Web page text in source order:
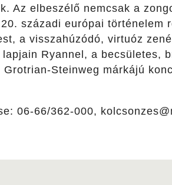
Az elbeszélő nemcsak a
századi európai történelem
a visszahúzódó, virtuóz
Ryannel, a becsületes,
Steinweg márkájú
06-66/362-000,